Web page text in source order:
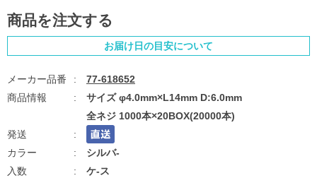
商品を注文する
お届け日の目安について
77-618652
サイズ φ4.0mm×L14mm D:6.0mm
全ネジ 1000本×20BOX(20000本)
シルバ-
ケ-ス